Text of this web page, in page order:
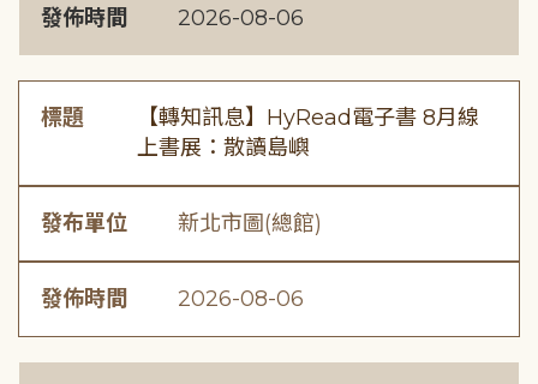
發佈時間 2026-08-06
標題
【轉知訊息】HyRead電子書 8月線
上書展：散讀島嶼
發布單位 新北市圖(總館)
發佈時間 2026-08-06